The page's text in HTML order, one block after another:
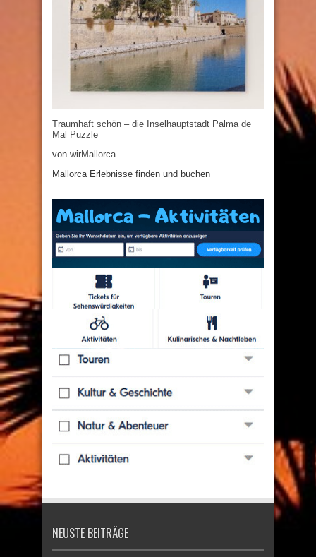
Traumhaft schön – die Inselhauptstadt Palma de
Mal Puzzle
von wirMallorca
Mallorca Erlebnisse finden und buchen
NEUSTE BEITRÄGE